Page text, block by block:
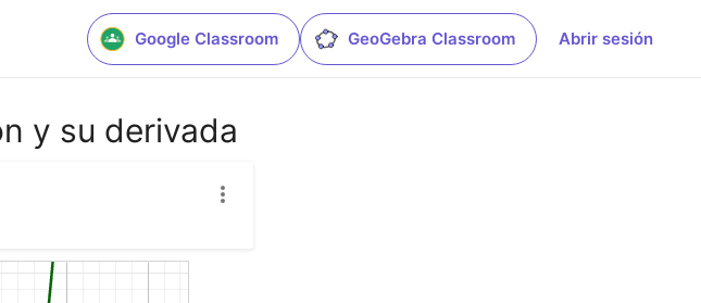
Google Classroom GeoGebra Classroom Abrir sesión
y su derivada